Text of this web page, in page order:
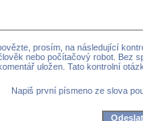
prosím, na následující
nebo počítačový robot. Bez
uložen. Tato kontrolní
Napiš první písmeno ze slova